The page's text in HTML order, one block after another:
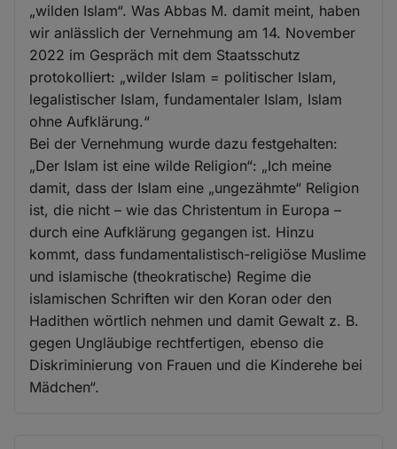
„wilden Islam“. Was Abbas M. damit meint, haben
wir anlässlich der Vernehmung am 14. November
2022 im Gespräch mit dem Staatsschutz
protokolliert: „wilder Islam = politischer Islam,
legalistischer Islam, fundamentaler Islam, Islam
ohne Aufklärung.“
Bei der Vernehmung wurde dazu festgehalten:
„Der Islam ist eine wilde Religion“: „Ich meine
damit, dass der Islam eine „ungezähmte“ Religion
ist, die nicht – wie das Christentum in Europa –
durch eine Aufklärung gegangen ist. Hinzu
kommt, dass fundamentalistisch-religiöse Muslime
und islamische (theokratische) Regime die
islamischen Schriften wir den Koran oder den
Hadithen wörtlich nehmen und damit Gewalt z. B.
gegen Ungläubige rechtfertigen, ebenso die
Diskriminierung von Frauen und die Kinderehe bei
Mädchen“.